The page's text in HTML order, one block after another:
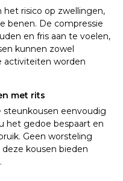
risico op zwellingen,
benen. De compressie
en fris aan te voelen,
kunnen zowel
activiteiten worden
met rits
steunkousen eenvoudig
het gedoe bespaart en
Geen worsteling
kousen bieden